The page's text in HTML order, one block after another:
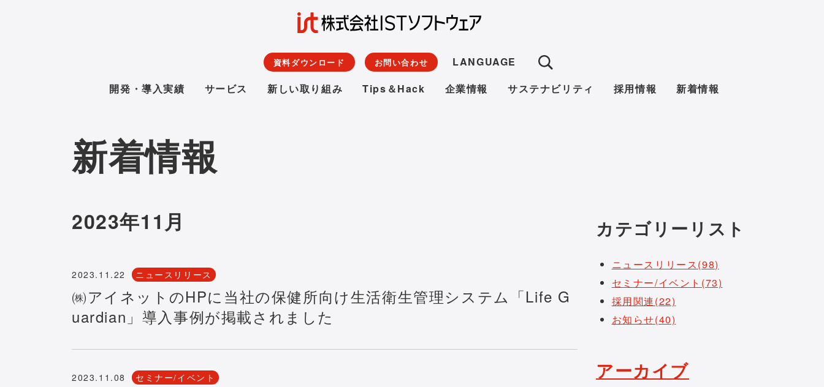
資料ダウンロード お問い合わせ
LANGUAGE
開発・導入実績
サービス 新しい取り組み Tips＆Hack 企業情報 サステナビリティ 採用情報 新着情報
新着情報
2023年11月
2023.11.22 ニュースリリース
㈱アイネットのHPに当社の保健所向け生活衛生管理システム「Life G
uardian」導入事例が掲載されました
2023.11.08 セミナー/イベント
カテゴリーリスト
ニュースリリース(98)
セミナー/イベント(73)
採用関連(22)
お知らせ(40)
アーカイブ